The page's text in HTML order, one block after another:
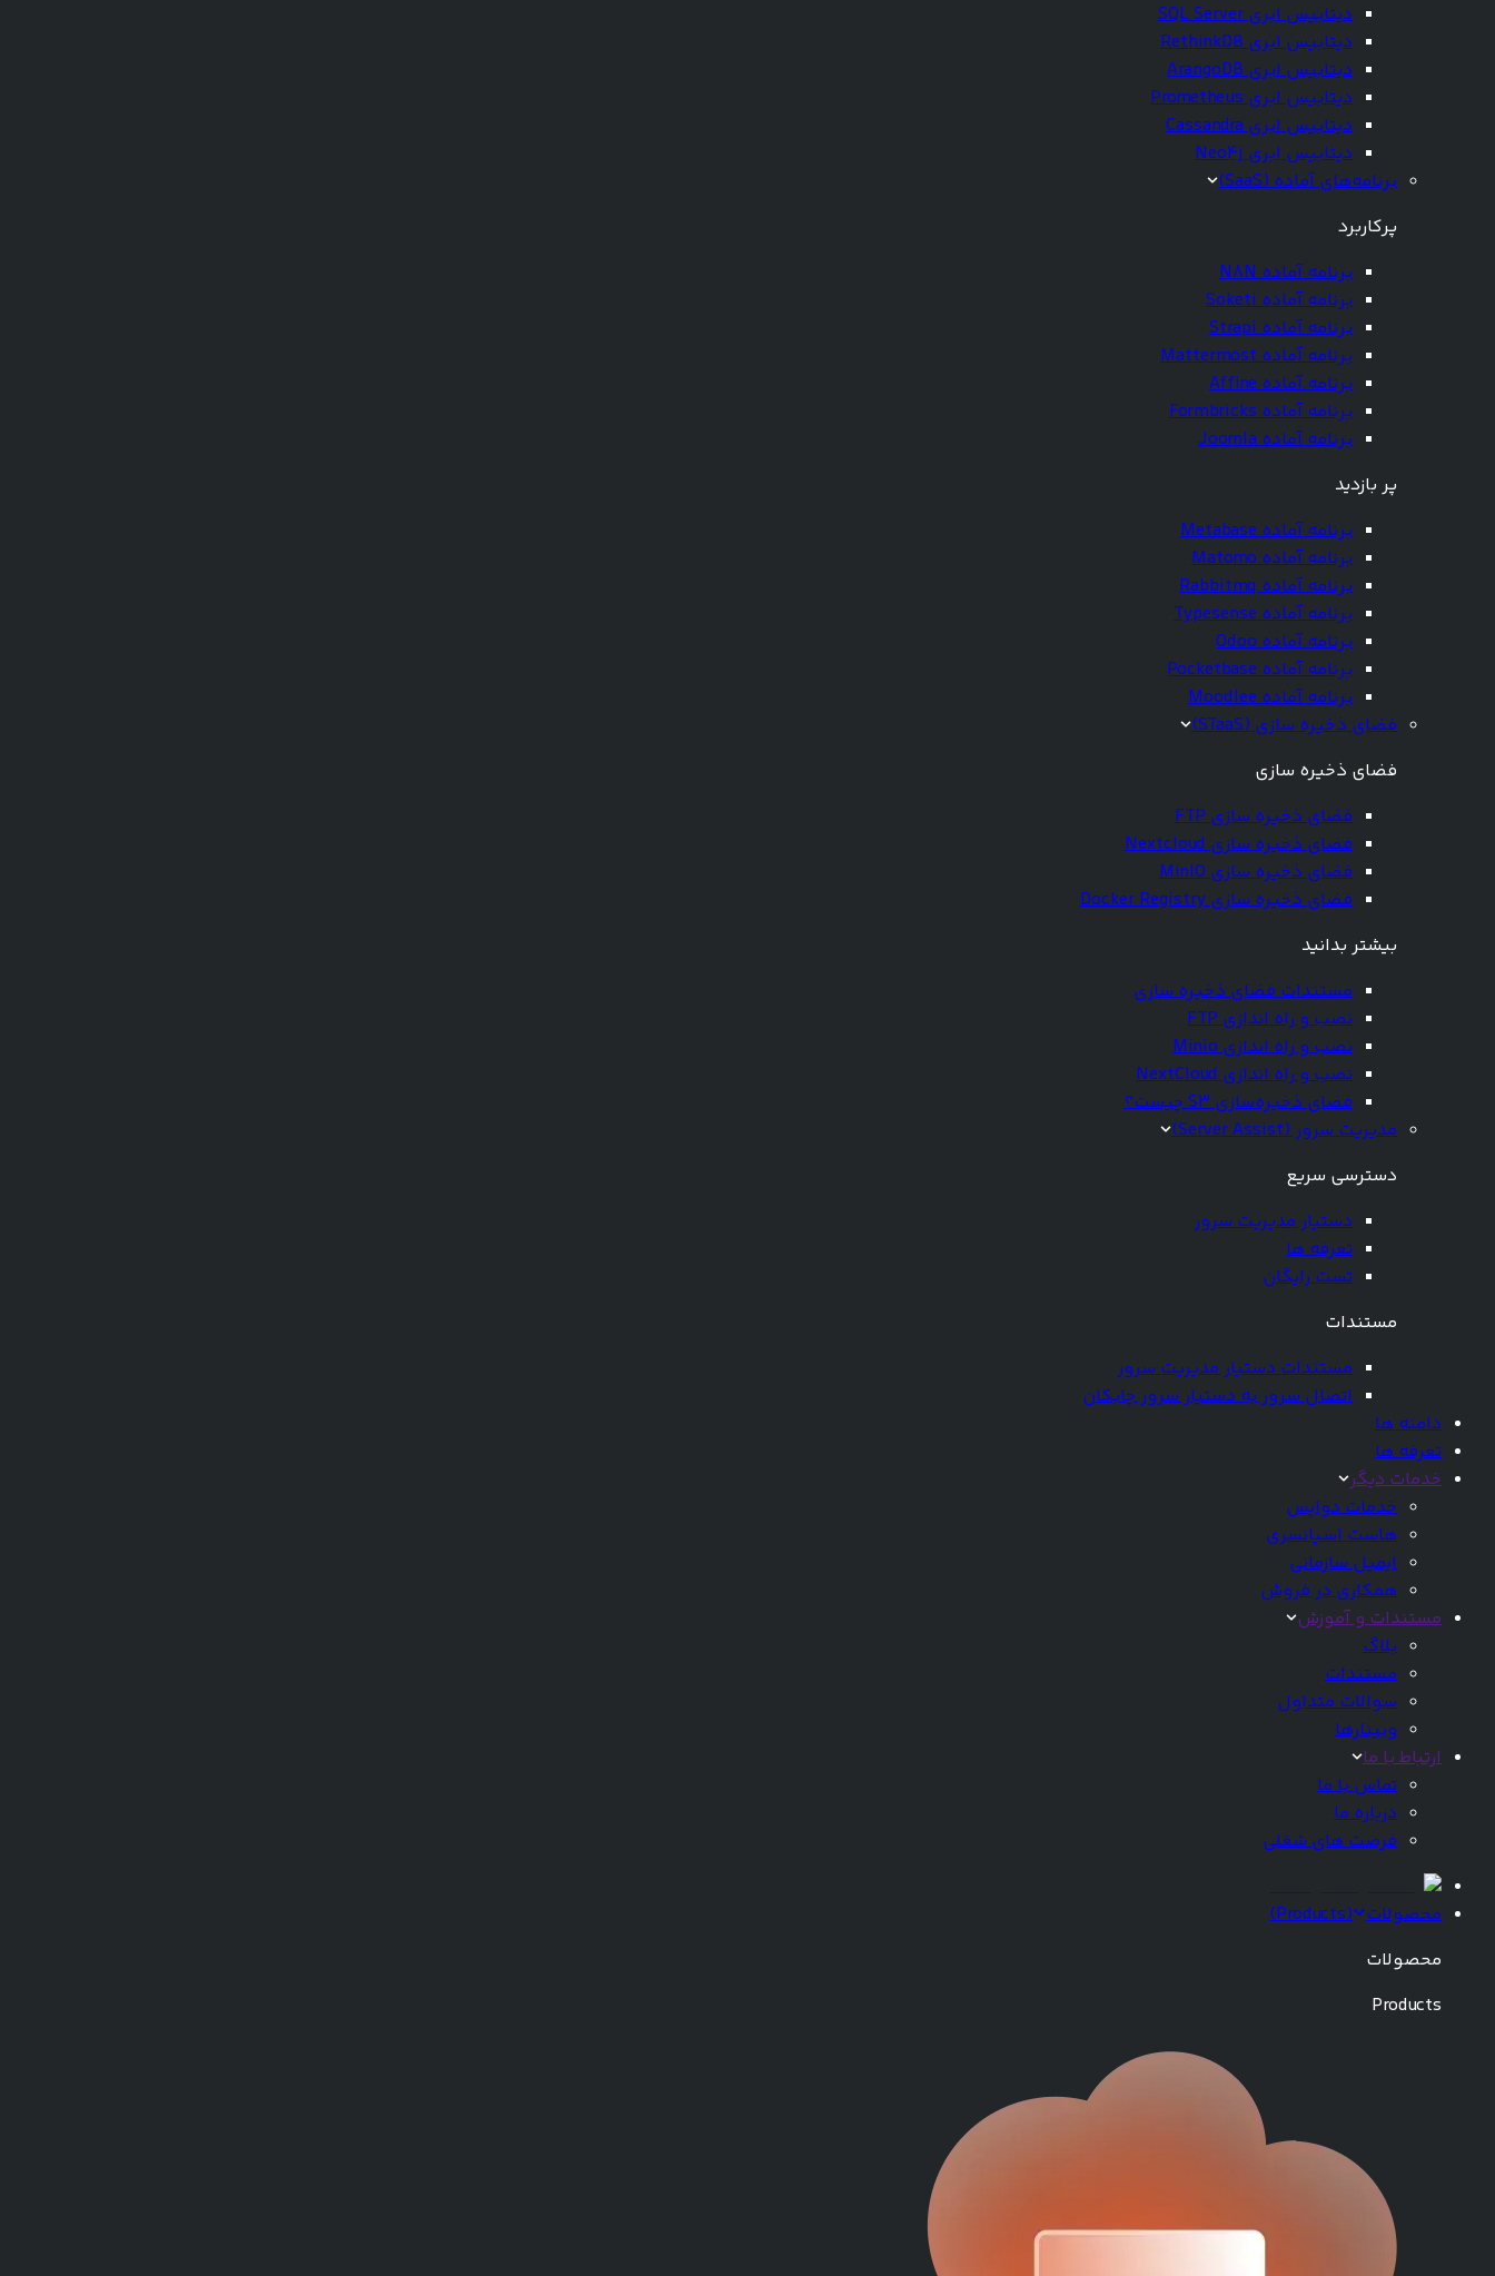
دیتابیس ابری SQL Server
دیتابیس ابری RethinkDB
دیتابیس ابری ArangoDB
دیتابیس ابری Prometheus
دیتابیس ابری Cassandra
دیتابیس ابری Neo4j
برنامه‌های آماده (SaaS)
پرکاربرد
برنامه آماده N8N
برنامه آماده Soketi
برنامه آماده Strapi
برنامه آماده Mattermost
برنامه آماده Affine
برنامه آماده Formbricks
برنامه آماده Joomla
پر بازدید
برنامه آماده Metabase
برنامه آماده Matomo
برنامه آماده Rabbitmq
برنامه آماده Typesense
برنامه آماده Odoo
برنامه آماده Pocketbase
برنامه آماده Moodlee
فضای ذخیره سازی (STaaS)
فضای ذخیره سازی
فضای ذخیره سازی FTP
فضای ذخیره سازی Nextcloud
فضای ذخیره سازی MinIO
فضای ذخیره سازی Docker Registry
بیشتر بدانید
مستندات فضای ذخیره سازی
نصب و راه اندازی FTP
نصب و راه اندازی Minio
نصب و راه اندازی NextCloud
فضای ذخیره‌سازی S3 چیست؟
مدیریت سرور (Server Assist)
دسترسی سریع
دستیار مدیریت سرور
تعرفه ها
تست رایگان
مستندات
مستندات دستیار مدیریت سرور
اتصال سرور به دستیار سرور چابکان
دامنه ها
تعرفه ها
خدمات دیگر
خدمات دواپس
هاست اسپانسری
ایمیل سازمانی
همکاری در فروش
مستندات و آموزش
بلاگ
مستندات
سوالات متداول
وبینارها
ارتباط با ما
تماس با ما
درباره ما
فرصت های شغلی
محصولات (
Products
)
محصولات
Products